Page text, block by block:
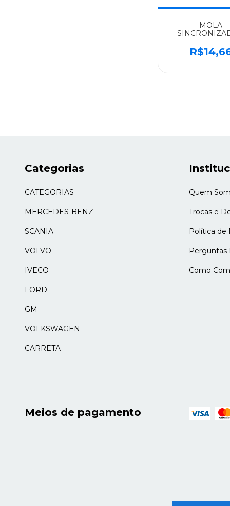
MOLA
MERCEDES-
ALGOMAIS
Categorias
CATEGORIAS
MERCEDES-BENZ
SCANIA
VOLVO
IVECO
FORD
GM
VOLKSWAGEN
CARRETA
Quem
Trocas e
Política de
Perguntas
Como
Meios de pagamento